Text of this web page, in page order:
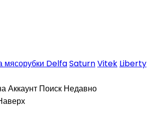
мясорубки DelfaSaturnVitek Liberty
Аккаунт Поиск Недавно